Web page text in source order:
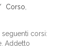
Corso
corsi:
Addetto